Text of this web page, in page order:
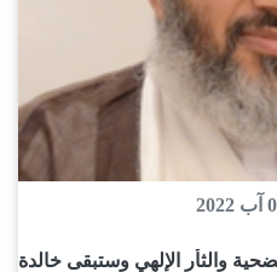
والثأر الإلهي وستبقى خالدة